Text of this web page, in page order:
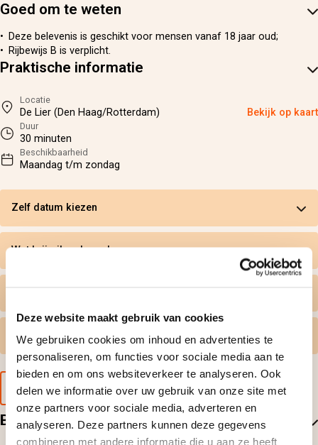
Deze website maakt gebruik van cookies
We gebruiken cookies om inhoud en advertenties te
personaliseren, om functies voor sociale media aan te
bieden en om ons websiteverkeer te analyseren. Ook
delen we informatie over uw gebruik van onze site met
onze partners voor sociale media, adverteren en
analyseren. Deze partners kunnen deze gegevens
combineren met andere informatie die u aan ze heeft
Goed om te weten
Deze belevenis is geschikt voor mensen vanaf 18 jaar oud;
Rijbewijs B is verplicht.
Praktische informatie
Locatie
De Lier (Den Haag/Rotterdam) Bekijk op kaart
Duur
30 minuten
Beschikbaarheid
Maandag t/m zondag
Zelf datum kiezen
Wat krijg ik geleverd
Gratis omruilen
Voorbeeld van de cadeaubon
Beoordelingen